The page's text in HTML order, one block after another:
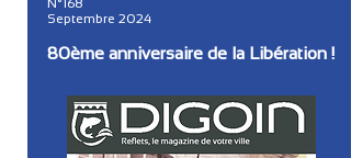
N°168
Septembre 2024
80ème anniversaire de la Libération !